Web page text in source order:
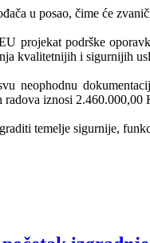
u posao, čime će
projekat podrške
kvalitetnijih i sigurnijih
neophodnu
radova iznosi 2.460.000,00
temelje sigurnije,